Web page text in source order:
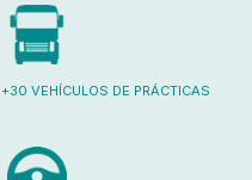
+30 VEHÍCULOS DE PRÁCTICAS